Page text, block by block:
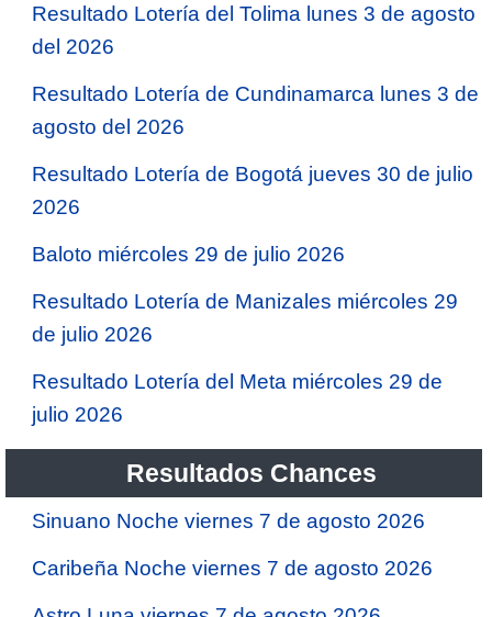
Resultado Lotería del Tolima lunes 3 de agosto
del 2026
Resultado Lotería de Cundinamarca lunes 3 de
agosto del 2026
Resultado Lotería de Bogotá jueves 30 de julio
2026
Baloto miércoles 29 de julio 2026
Resultado Lotería de Manizales miércoles 29
de julio 2026
Resultado Lotería del Meta miércoles 29 de
julio 2026
Resultados Chances
Sinuano Noche viernes 7 de agosto 2026
Caribeña Noche viernes 7 de agosto 2026